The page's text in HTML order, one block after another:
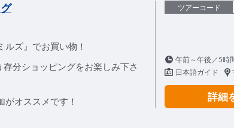
ズ』でお買い物！
分ショッピングをお楽しみ下さ
オススメです！
ツアーコード
午前～午後／5時
日本語ガイド
詳細